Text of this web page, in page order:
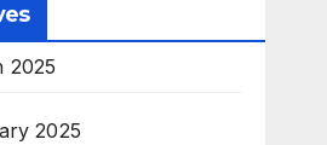
2025
2025